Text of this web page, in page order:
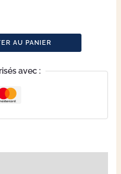
AU PANIER
avec :